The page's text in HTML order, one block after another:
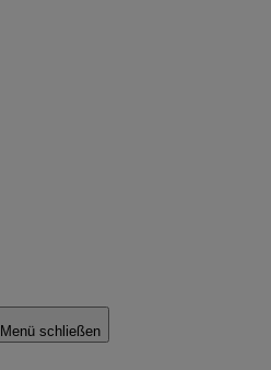
Menü schließen